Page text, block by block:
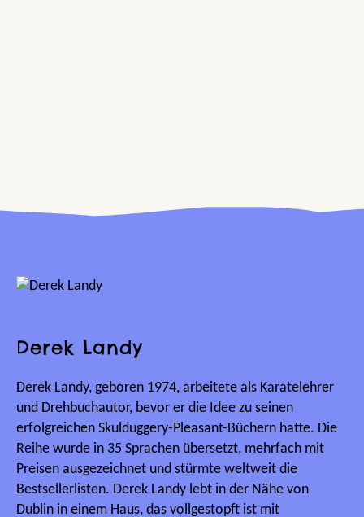
Derek Landy
Derek Landy, geboren 1974, arbeitete als Karatelehrer
und Drehbuchautor, bevor er die Idee zu seinen
erfolgreichen Skulduggery-Pleasant-Büchern hatte. Die
Reihe wurde in 35 Sprachen übersetzt, mehrfach mit
Preisen ausgezeichnet und stürmte weltweit die
Bestsellerlisten. Derek Landy lebt in der Nähe von
Dublin in einem Haus, das vollgestopft ist mit